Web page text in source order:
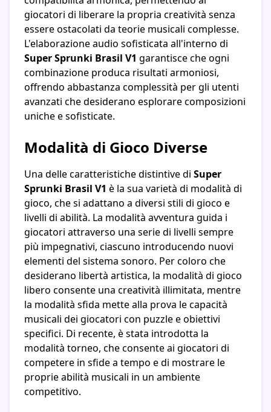
giocatori di liberare la propria creatività senza
essere ostacolati da teorie musicali complesse.
L'elaborazione audio sofisticata all'interno di
Super Sprunki Brasil V1 garantisce che ogni
combinazione produca risultati armoniosi,
offrendo abbastanza complessità per gli utenti
avanzati che desiderano esplorare composizioni
uniche e sofisticate.
Modalità di Gioco Diverse
Una delle caratteristiche distintive di Super
Sprunki Brasil V1 è la sua varietà di modalità di
gioco, che si adattano a diversi stili di gioco e
livelli di abilità. La modalità avventura guida i
giocatori attraverso una serie di livelli sempre
più impegnativi, ciascuno introducendo nuovi
elementi del sistema sonoro. Per coloro che
desiderano libertà artistica, la modalità di gioco
libero consente una creatività illimitata, mentre
la modalità sfida mette alla prova le capacità
musicali dei giocatori con puzzle e obiettivi
specifici. Di recente, è stata introdotta la
modalità torneo, che consente ai giocatori di
competere in sfide a tempo e di mostrare le
proprie abilità musicali in un ambiente
competitivo.